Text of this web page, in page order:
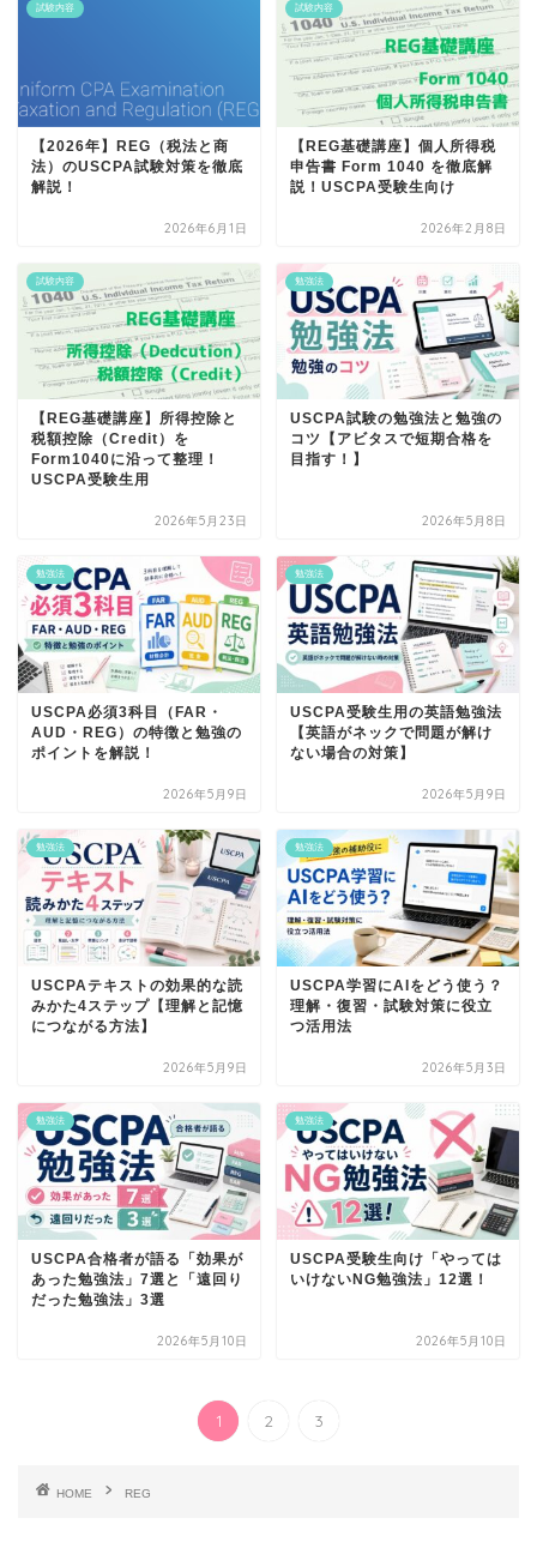
試験内容
【2026年】REG（税法と商
法）のUSCPA試験対策を徹底
解説！
2026年6月1日
試験内容
【REG基礎講座】個人所得税
申告書 Form 1040 を徹底解
説！USCPA受験生向け
2026年2月8日
試験内容
【REG基礎講座】所得控除と
税額控除（Credit）を
Form1040に沿って整理！
USCPA受験生用
2026年5月23日
勉強法
USCPA試験の勉強法と勉強の
コツ【アビタスで短期合格を
目指す！】
2026年5月8日
勉強法
USCPA必須3科目（FAR・
AUD・REG）の特徴と勉強の
ポイントを解説！
2026年5月9日
勉強法
USCPA受験生用の英語勉強法
【英語がネックで問題が解け
ない場合の対策】
2026年5月9日
勉強法
USCPAテキストの効果的な読
みかた4ステップ【理解と記憶
につながる方法】
2026年5月9日
勉強法
USCPA学習にAIをどう使う？
理解・復習・試験対策に役立
つ活用法
2026年5月3日
勉強法
USCPA合格者が語る「効果が
あった勉強法」7選と「遠回り
だった勉強法」3選
2026年5月10日
勉強法
USCPA受験生向け「やっては
いけないNG勉強法」12選！
2026年5月10日
1 2 3
HOME REG